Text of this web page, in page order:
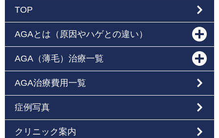
TOP
AGAとは（原因やハゲとの違い）
AGA（薄毛）治療一覧
AGA治療費用一覧
症例写真
クリニック案内